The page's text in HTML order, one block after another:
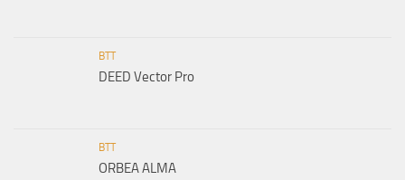
BTT
DEED Vector Pro
BTT
ORBEA ALMA